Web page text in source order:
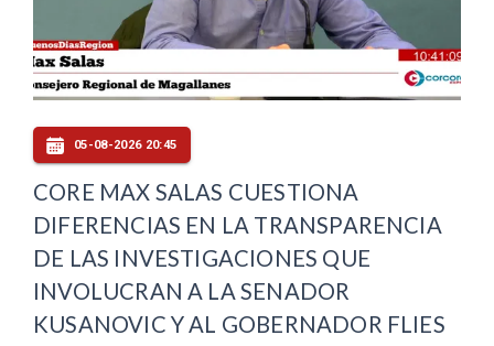
05-08-2026 20:45
CORE MAX SALAS CUESTIONA
DIFERENCIAS EN LA TRANSPARENCIA
DE LAS INVESTIGACIONES QUE
INVOLUCRAN A LA SENADOR
KUSANOVIC Y AL GOBERNADOR FLIES